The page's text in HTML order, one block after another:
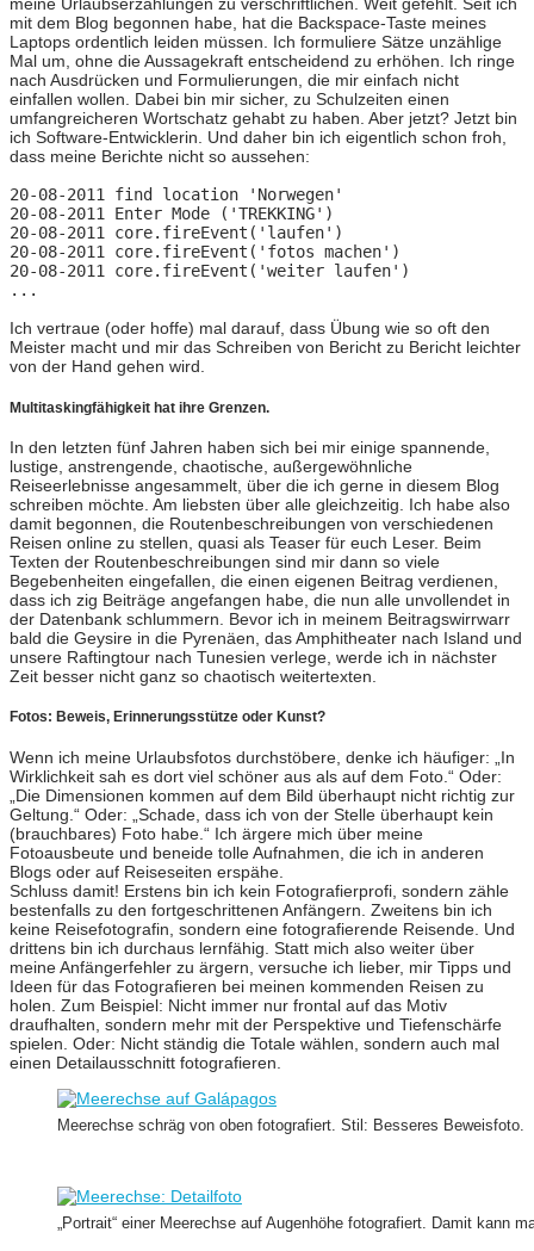
meine Urlaubserzählungen zu verschriftlichen. Weit gefehlt. Seit ich
mit dem Blog begonnen habe, hat die Backspace-Taste meines
Laptops ordentlich leiden müssen. Ich formuliere Sätze unzählige
Mal um, ohne die Aussagekraft entscheidend zu erhöhen. Ich ringe
nach Ausdrücken und Formulierungen, die mir einfach nicht
einfallen wollen. Dabei bin mir sicher, zu Schulzeiten einen
umfangreicheren Wortschatz gehabt zu haben. Aber jetzt? Jetzt bin
ich Software-Entwicklerin. Und daher bin ich eigentlich schon froh,
dass meine Berichte nicht so aussehen:
20-08-2011 find location 'Norwegen'
20-08-2011 Enter Mode ('TREKKING')
20-08-2011 core.fireEvent('laufen')
20-08-2011 core.fireEvent('fotos machen')
20-08-2011 core.fireEvent('weiter laufen')
...
Ich vertraue (oder hoffe) mal darauf, dass Übung wie so oft den
Meister macht und mir das Schreiben von Bericht zu Bericht leichter
von der Hand gehen wird.
Multitaskingfähigkeit hat ihre Grenzen.
In den letzten fünf Jahren haben sich bei mir einige spannende,
lustige, anstrengende, chaotische, außergewöhnliche
Reiseerlebnisse angesammelt, über die ich gerne in diesem Blog
schreiben möchte. Am liebsten über alle gleichzeitig. Ich habe also
damit begonnen, die Routenbeschreibungen von verschiedenen
Reisen online zu stellen, quasi als Teaser für euch Leser. Beim
Texten der Routenbeschreibungen sind mir dann so viele
Begebenheiten eingefallen, die einen eigenen Beitrag verdienen,
dass ich zig Beiträge angefangen habe, die nun alle unvollendet in
der Datenbank schlummern. Bevor ich in meinem Beitragswirrwarr
bald die Geysire in die Pyrenäen, das Amphitheater nach Island und
unsere Raftingtour nach Tunesien verlege, werde ich in nächster
Zeit besser nicht ganz so chaotisch weitertexten.
Fotos: Beweis, Erinnerungsstütze oder Kunst?
Wenn ich meine Urlaubsfotos durchstöbere, denke ich häufiger: „In
Wirklichkeit sah es dort viel schöner aus als auf dem Foto.“ Oder:
„Die Dimensionen kommen auf dem Bild überhaupt nicht richtig zur
Geltung.“ Oder: „Schade, dass ich von der Stelle überhaupt kein
(brauchbares) Foto habe.“ Ich ärgere mich über meine
Fotoausbeute und beneide tolle Aufnahmen, die ich in anderen
Blogs oder auf Reiseseiten erspähe.
Schluss damit! Erstens bin ich kein Fotografierprofi, sondern zähle
bestenfalls zu den fortgeschrittenen Anfängern. Zweitens bin ich
keine Reisefotografin, sondern eine fotografierende Reisende. Und
drittens bin ich durchaus lernfähig. Statt mich also weiter über
meine Anfängerfehler zu ärgern, versuche ich lieber, mir Tipps und
Ideen für das Fotografieren bei meinen kommenden Reisen zu
holen. Zum Beispiel: Nicht immer nur frontal auf das Motiv
draufhalten, sondern mehr mit der Perspektive und Tiefenschärfe
spielen. Oder: Nicht ständig die Totale wählen, sondern auch mal
einen Detailausschnitt fotografieren.
Meerechse schräg von oben fotografiert. Stil: Besseres Beweisfoto.
„Portrait“ einer Meerechse auf Augenhöhe fotografiert. Damit kann